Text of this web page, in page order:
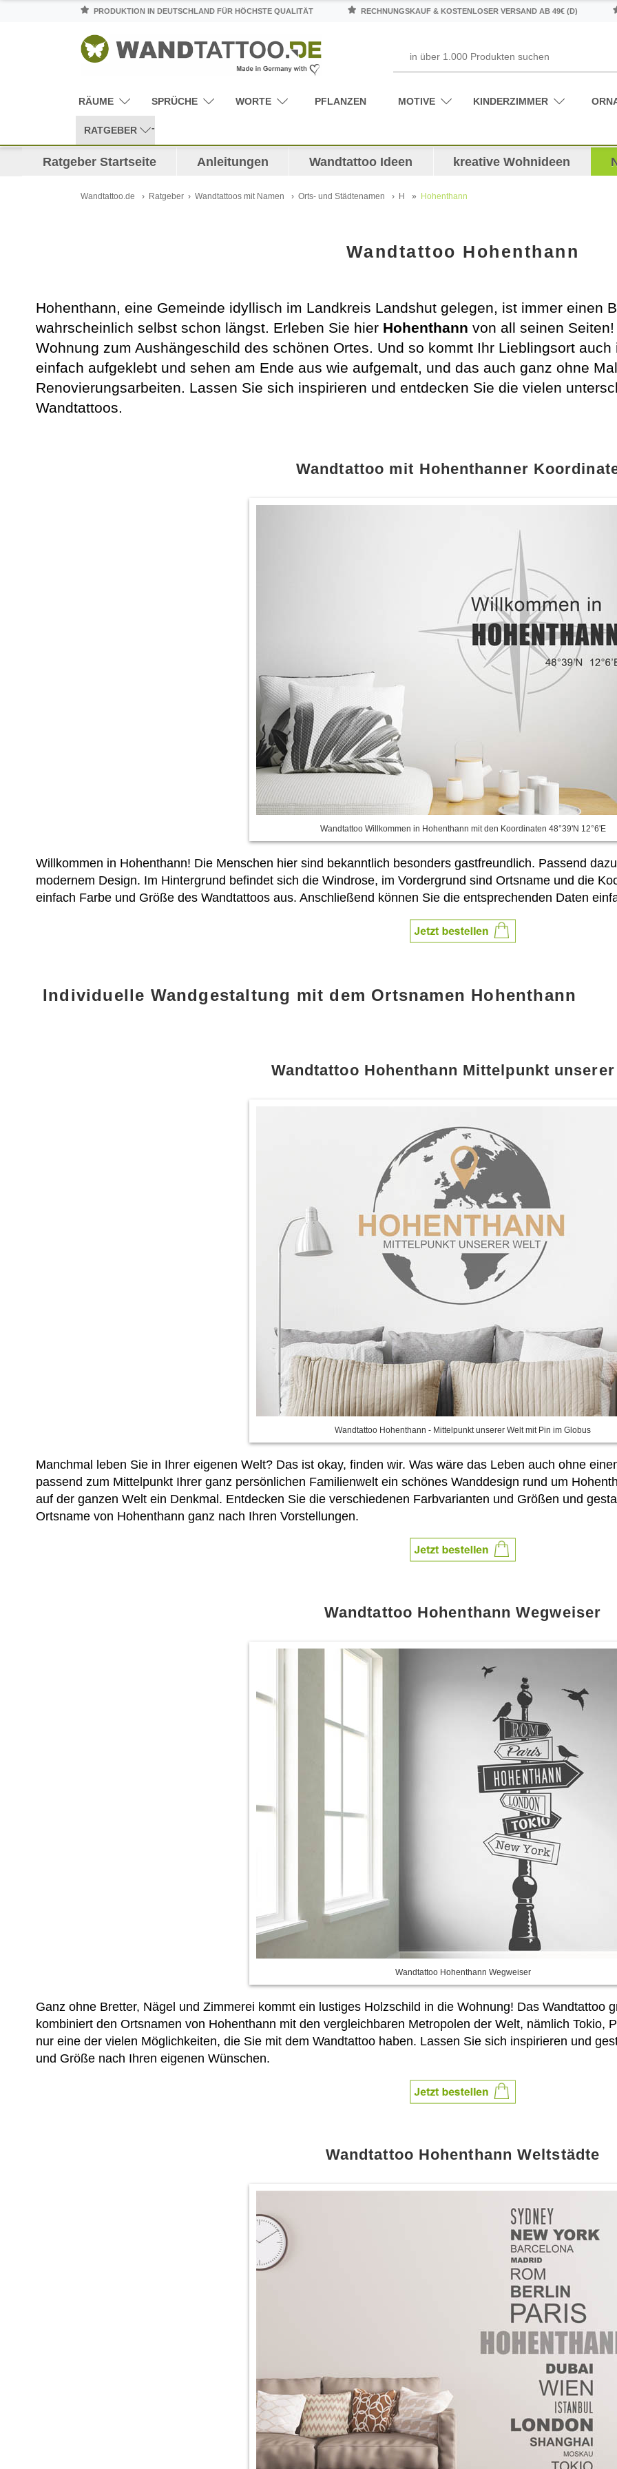
PRODUKTION IN DEUTSCHLAND FÜR HÖCHSTE QUALITÄT RECHNUNGSKAUF & KOSTENLOSER VERSAND AB 49€ (D)
RÄUME SPRÜCHE WORTE PFLANZEN MOTIVE KINDERZIMMER
RATGEBER
Ratgeber Startseite Anleitungen Wandtattoo Ideen kreative Wohnideen
Wandtattoo.de Ratgeber Wandtattoos mit Namen Orts- und Städtenamen H Hohenthann
Wandtattoo Hohenthann
Hohenthann, eine Gemeinde idyllisch im Landkreis Landshut gelegen, ist immer einen
wahrscheinlich selbst schon längst. Erleben Sie hier Hohenthann von all seinen
Wohnung zum Aushängeschild des schönen Ortes. Und so kommt Ihr Lieblingsort
einfach aufgeklebt und sehen am Ende aus wie aufgemalt, und das auch ganz ohne
Renovierungsarbeiten. Lassen Sie sich inspirieren und entdecken Sie die vielen
Wandtattoos.
Wandtattoo mit Hohenthanner
Wandtattoo Willkommen in Hohenthann mit den Koordinaten 48°39'N 12°6'E
Willkommen in Hohenthann! Die Menschen hier sind bekanntlich besonders gastfreundlich. Passend
modernem Design. Im Hintergrund befindet sich die Windrose, im Vordergrund sind Ortsname und die
einfach Farbe und Größe des Wandtattoos aus. Anschließend können Sie die entsprechenden Daten
Individuelle Wandgestaltung mit dem Ortsnamen Hohenthann
Wandtattoo Hohenthann Mittelpunkt
Wandtattoo Hohenthann - Mittelpunkt unserer Welt mit Pin im Globus
Manchmal leben Sie in Ihrer eigenen Welt? Das ist okay, finden wir. Was wäre das Leben auch ohne
passend zum Mittelpunkt Ihrer ganz persönlichen Familienwelt ein schönes Wanddesign rund um
auf der ganzen Welt ein Denkmal. Entdecken Sie die verschiedenen Farbvarianten und Größen und
Ortsname von Hohenthann ganz nach Ihren Vorstellungen.
Wandtattoo Hohenthann Wegweiser
Wandtattoo Hohenthann Wegweiser
Ganz ohne Bretter, Nägel und Zimmerei kommt ein lustiges Holzschild in die Wohnung! Das Wandtattoo
kombiniert den Ortsnamen von Hohenthann mit den vergleichbaren Metropolen der Welt, nämlich Tokio,
nur eine der vielen Möglichkeiten, die Sie mit dem Wandtattoo haben. Lassen Sie sich inspirieren und
und Größe nach Ihren eigenen Wünschen.
Wandtattoo Hohenthann Weltstädte